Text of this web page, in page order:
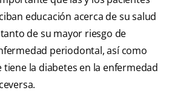
educación acerca de su salud
de su mayor riesgo de
periodontal, así como
la diabetes en la enfermedad